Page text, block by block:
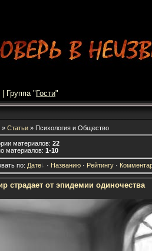
| Группа "Гости"
» Статьи» Психология и Общество
материалов: 22
материалов: 1-10
по: Дате · Названию· Рейтингу·
страдает от эпидемии одиночества